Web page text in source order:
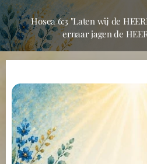
Hosea 6:3 "Laten wij de
ernaar jagen de